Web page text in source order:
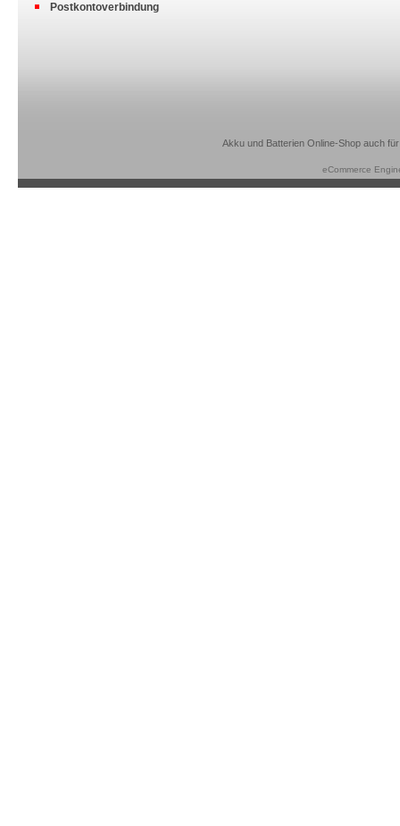
Postkontoverbindung
Akku und Batterien Online-Shop auch
eCommerce